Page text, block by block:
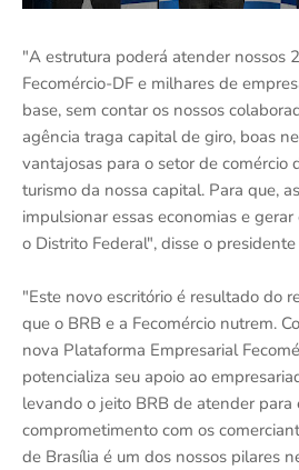
"A estrutura poderá atender nossos
Fecomércio-DF e milhares de
base, sem contar os nossos
agência traga capital de giro, boas
vantajosas para o setor de comércio
turismo da nossa capital. Para que,
impulsionar essas economias e
o Distrito Federal", disse o
"Este novo escritório é resultado do
que o BRB e a Fecomércio nutrem.
nova Plataforma Empresarial
potencializa seu apoio ao
levando o jeito BRB de atender para
comprometimento com os
de Brasília é um dos nossos pilares